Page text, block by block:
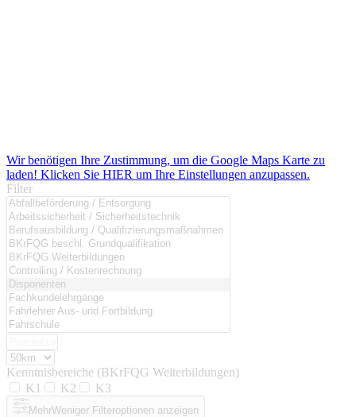
Wir benötigen Ihre Zustimmung, um die Google Maps Karte zu
laden! Klicken Sie HIER um Ihre Einstellungen anzupassen.
Filter
Kenntnisbereiche (BKrFQG Weiterbildungen)
K1
K2 K3
MehrWeniger Filteroptionen anzeigen